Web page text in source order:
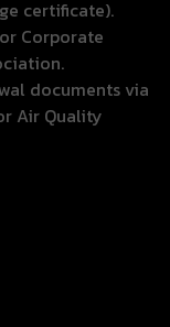
certificate).
Corporate
documents via
Air Quality